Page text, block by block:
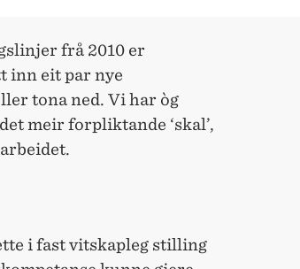
frå 2010 er
inn eit par nye
tona ned. Vi har òg
meir forpliktande ‘skal’,
i fast vitskapleg stilling